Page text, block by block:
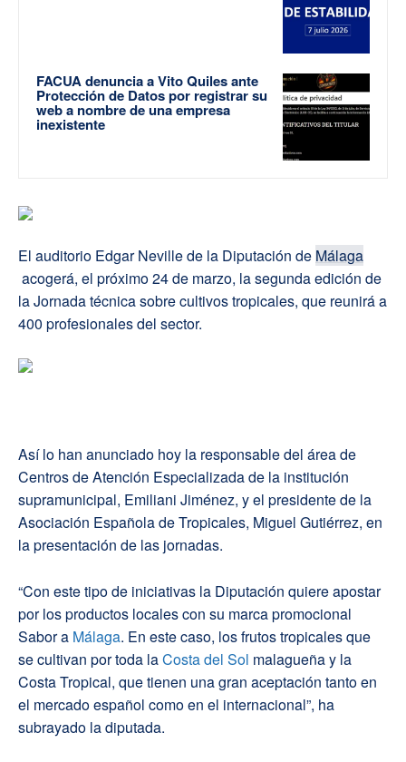
FACUA denuncia a Vito Quiles ante
Protección de Datos por registrar su
web a nombre de una empresa
inexistente
El auditorio Edgar Neville de la Diputación de Málaga
acogerá, el próximo 24 de marzo, la segunda edición de
la Jornada técnica sobre cultivos tropicales, que reunirá a
400 profesionales del sector.
Así lo han anunciado hoy la responsable del área de
Centros de Atención Especializada de la institución
supramunicipal, Emiliani Jiménez, y el presidente de la
Asociación Española de Tropicales, Miguel Gutiérrez, en
la presentación de las jornadas.
“Con este tipo de iniciativas la Diputación quiere apostar
por los productos locales con su marca promocional
Sabor a Málaga. En este caso, los frutos tropicales que
se cultivan por toda laCosta del Sol malagueña y la
Costa Tropical, que tienen una gran aceptación tanto en
el mercado español como en el internacional”, ha
subrayado la diputada.